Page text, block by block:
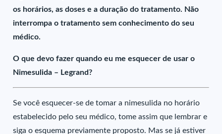
os horários, as doses e a duração do tratamento. Não
interrompa o tratamento sem conhecimento do seu
médico.
O que devo fazer quando eu me esquecer de usar o
Nimesulida – Legrand?
Se você esquecer-se de tomar a nimesulida no horário
estabelecido pelo seu médico, tome assim que lembrar e
siga o esquema previamente proposto. Mas se já estiver